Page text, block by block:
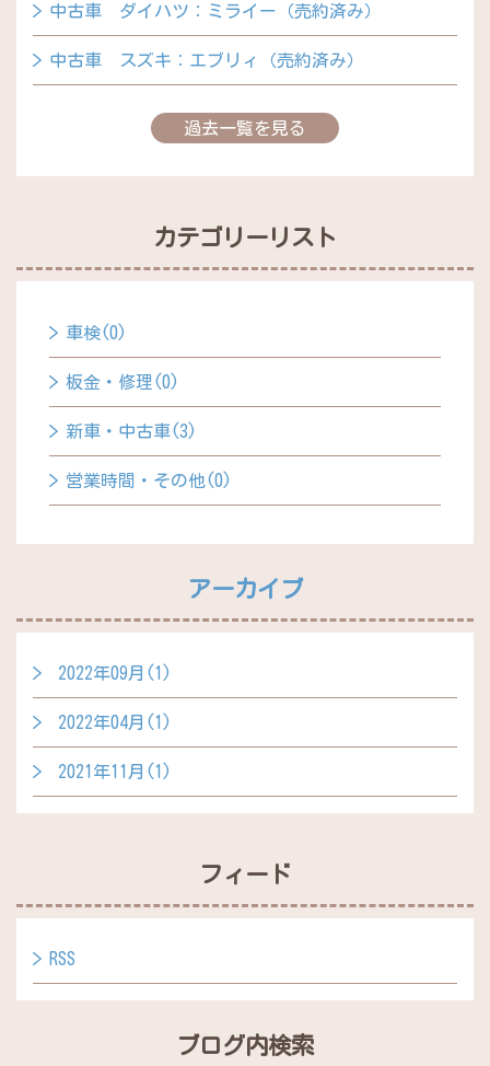
中古車 ダイハツ：ミライー（売約済み）
中古車 スズキ：エブリィ（売約済み）
過去一覧を見る
カテゴリーリスト
車検(0)
板金・修理(0)
新車・中古車(3)
営業時間・その他(0)
アーカイブ
2022年09月(1)
2022年04月(1)
2021年11月(1)
フィード
RSS
ブログ内検索